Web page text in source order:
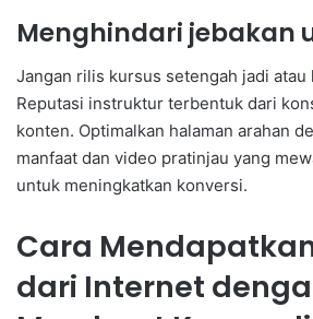
Menghindari jebakan
Jangan rilis kursus setengah jadi
Reputasi instruktur terbentuk dari
konten. Optimalkan halaman arahan
manfaat dan video pratinjau yang
untuk meningkatkan konversi.
Cara
dari Internet